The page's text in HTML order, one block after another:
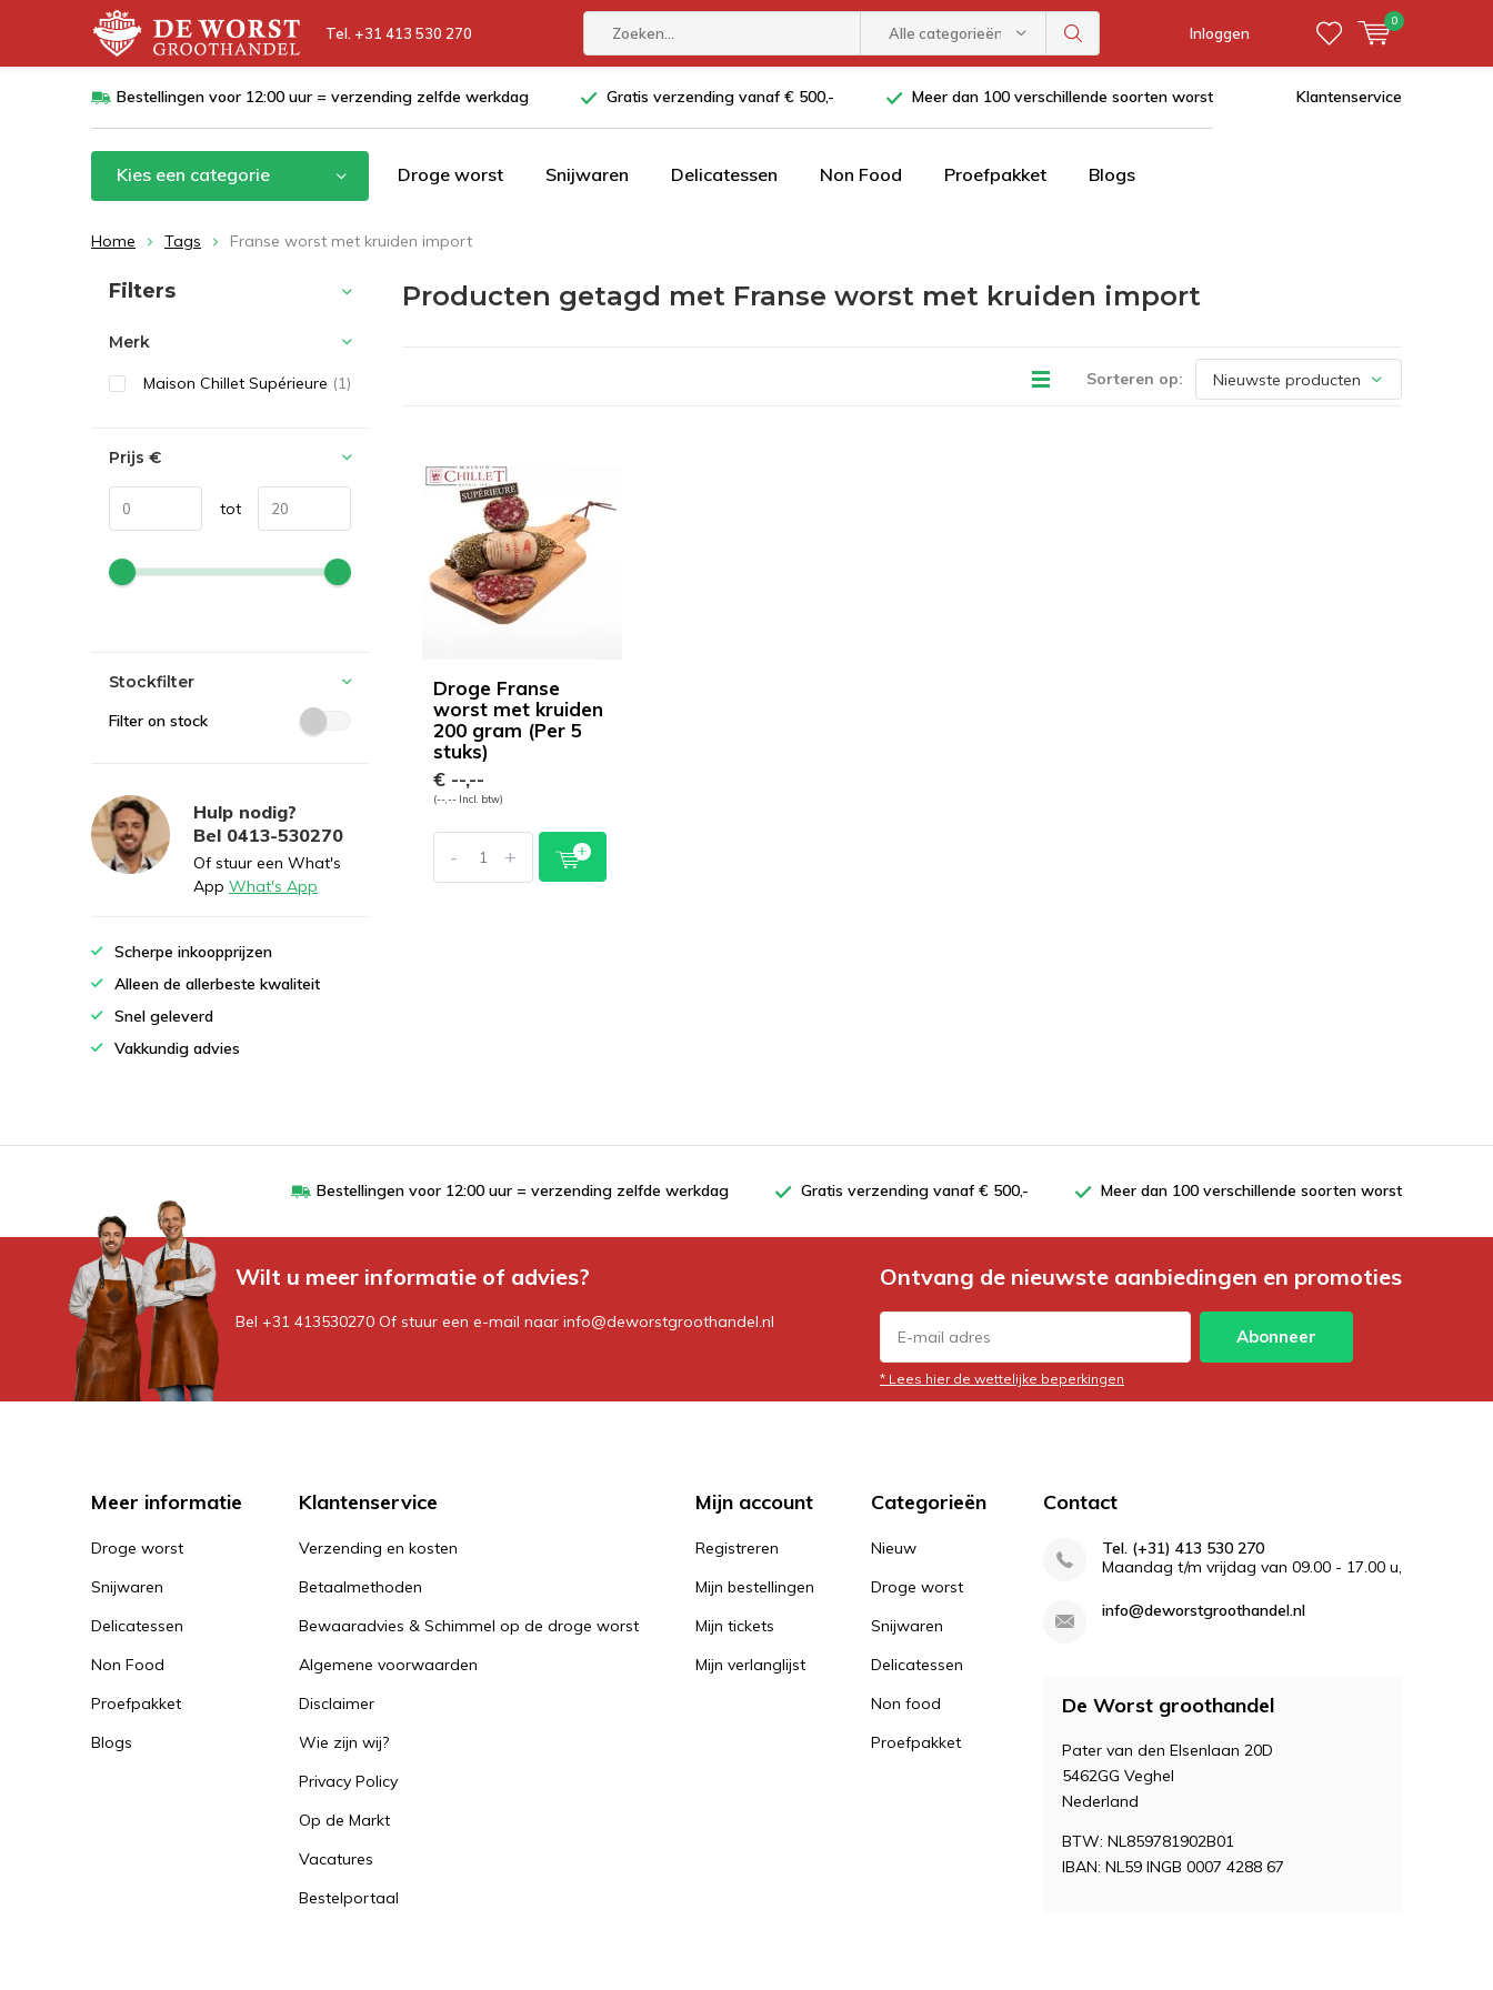
Tel. +31 413 530 270 Alle categorieën Inloggen
0
Bestellingen voor 12:00 uur = verzending zelfde werkdag Gratis verzending vanaf € 500,- Meer dan 100 verschillende soorten worst Klantenservice
Kies een categorie Droge worst Snijwaren Delicatessen Non Food Proefpakket Blogs
Home Tags Franse worst met kruiden import
Producten getagd met Franse worst met kruiden import
Sorteren op:
Droge Franse
worst met kruiden
200 gram (Per 5
stuks)
€ --,--
(--,-- Incl. btw)
- +
Sorteren op:
Filters
Merk
Maison Chillet Supérieure (1)
Prijs €
tot
Stockfilter
Filter on stock
Hulp nodig?
Bel 0413-530270
Of stuur een What's
App What's App
Scherpe inkoopprijzen
Alleen de allerbeste kwaliteit
Snel geleverd
Vakkundig advies
Bestellingen voor 12:00 uur = verzending zelfde werkdag Gratis verzending vanaf € 500,- Meer dan 100 verschillende soorten worst
Wilt u meer informatie of advies?
Bel +31 413530270 Of stuur een e-mail naar info@deworstgroothandel.nl
Ontvang de nieuwste aanbiedingen en promoties
Abonneer
* Lees hier de wettelijke beperkingen
Meer informatie
Droge worst
Snijwaren
Delicatessen
Non Food
Proefpakket
Blogs
Klantenservice
Verzending en kosten
Betaalmethoden
Bewaaradvies & Schimmel op de droge worst
Algemene voorwaarden
Disclaimer
Wie zijn wij?
Privacy Policy
Op de Markt
Vacatures
Bestelportaal
Mijn account
Registreren
Mijn bestellingen
Mijn tickets
Mijn verlanglijst
Categorieën
Nieuw
Droge worst
Snijwaren
Delicatessen
Non food
Proefpakket
Contact
Tel. (+31) 413 530 270
Maandag t/m vrijdag van 09.00 - 17.00 u,
info@deworstgroothandel.nl
De Worst groothandel
Pater van den Elsenlaan 20D
5462GG Veghel
Nederland
BTW: NL859781902B01
IBAN: NL59 INGB 0007 4288 67